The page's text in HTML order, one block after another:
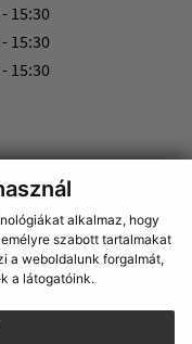
alkalmaz, hogy
szabott tartalmakat
a weboldalunk forgalmát,
a látogatóink.
15:30
15:30
15:30